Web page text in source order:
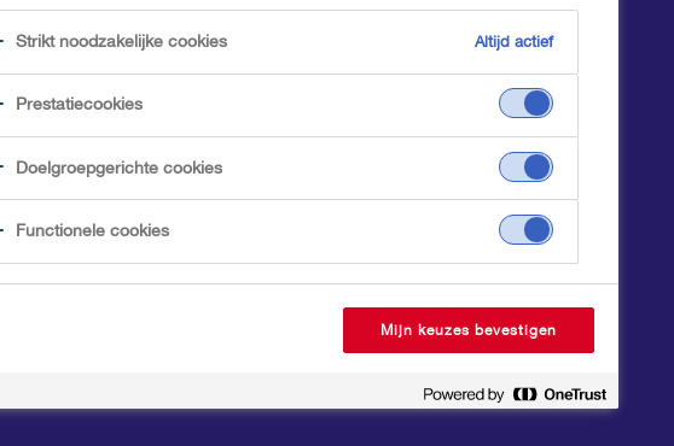
Strikt noodzakelijke cookies Altijd actief
Prestatiecookies
Doelgroepgerichte cookies
Functionele cookies
Mijn keuzes bevestigen